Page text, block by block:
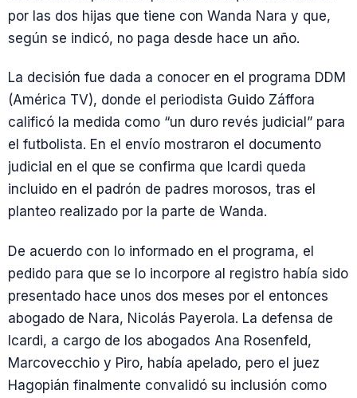
por las dos hijas que tiene con Wanda Nara y que,
según se indicó, no paga desde hace un año.
La decisión fue dada a conocer en el programa DDM
(América TV), donde el periodista Guido Záffora
calificó la medida como “un duro revés judicial” para
el futbolista. En el envío mostraron el documento
judicial en el que se confirma que Icardi queda
incluido en el padrón de padres morosos, tras el
planteo realizado por la parte de Wanda.
De acuerdo con lo informado en el programa, el
pedido para que se lo incorpore al registro había sido
presentado hace unos dos meses por el entonces
abogado de Nara, Nicolás Payerola. La defensa de
Icardi, a cargo de los abogados Ana Rosenfeld,
Marcovecchio y Piro, había apelado, pero el juez
Hagopián finalmente convalidó su inclusión como